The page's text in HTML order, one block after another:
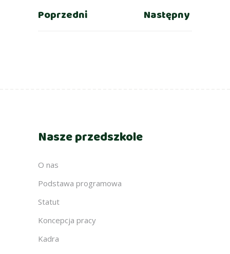
Poprzedni Następny
Nasze przedszkole
O nas
Podstawa programowa
Statut
Koncepcja pracy
Kadra